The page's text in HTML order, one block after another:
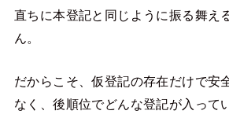
直ちに本登記と同じように振る舞え
ん。
だからこそ、仮登記の存在だけで安
なく、後順位でどんな登記が入って